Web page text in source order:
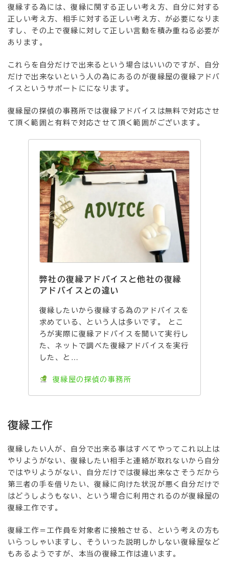
復縁する為には、復縁に関する正しい考え方、自分に対する
正しい考え方、相手に対する正しい考え方、が必要になりま
すし、その上で復縁に対して正しい言動を積み重ねる必要が
あります。
これらを自分だけで出来るという場合はいいのですが、自分
だけで出来ないという人の為にあるのが復縁屋の復縁アドバ
イスというサポートにになります。
復縁屋の探偵の事務所では復縁アドバイスは無料で対応させ
て頂く範囲と有料で対応させて頂く範囲がございます。
弊社の復縁アドバイスと他社の復縁
アドバイスとの違い
復縁したいから復縁する為のアドバイスを
求めている、という人は多いです。 とこ
ろが実際に復縁アドバイスを聞いて実行し
た、ネットで調べた復縁アドバイスを実行
した、と…
復縁屋の探偵の事務所
復縁工作
復縁したい人が、自分で出来る事はすべてやってこれ以上は
やりようがない、復縁したい相手と連絡が取れないから自分
ではやりようがない、自分だけでは復縁出来なさそうだから
第三者の手を借りたい、復縁に向けた状況が悪く自分だけで
はどうしようもない、という場合に利用されるのが復縁屋の
復縁工作です。
復縁工作＝工作員を対象者に接触させる、という考えの方も
いらっしゃいますし、そういった説明しかしない復縁屋など
もあるようですが、本当の復縁工作は違います。